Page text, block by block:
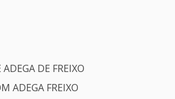
DE FREIXO
ADEGA FREIXO